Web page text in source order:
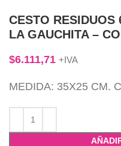
CESTO RESIDUOS
LA GAUCHITA –
$6.111,71 +IVA
MEDIDA: 35X25 CM.